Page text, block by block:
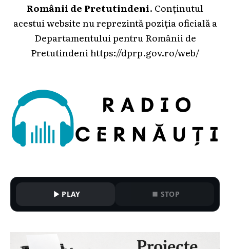
Românii de Pretutindeni. Conținutul
acestui website nu reprezintă poziția oficială a
Departamentului pentru Românii de
Pretutindeni https://dprp.gov.ro/web/
PLAY STOP